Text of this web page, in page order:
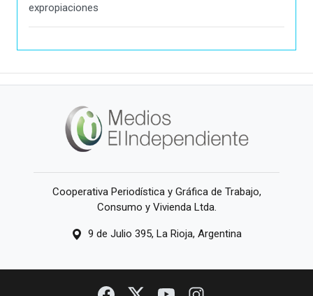
expropiaciones
Cooperativa Periodística y Gráfica de Trabajo,
Consumo y Vivienda Ltda.
9 de Julio 395, La Rioja, Argentina